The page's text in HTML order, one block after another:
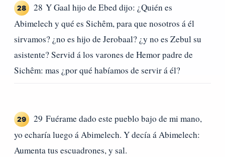
28
28 Y Gaal hijo de Ebed dijo: ¿Quién es
Abimelech y qué es Sichêm, para que nosotros á él
sirvamos? ¿no es hijo de Jerobaal? ¿y no es Zebul su
asistente? Servid á los varones de Hemor padre de
Sichêm: mas ¿por qué habíamos de servir á él?
29
29 Fuérame dado este pueblo bajo de mi mano,
yo echaría luego á Abimelech. Y decía á Abimelech:
Aumenta tus escuadrones, y sal.